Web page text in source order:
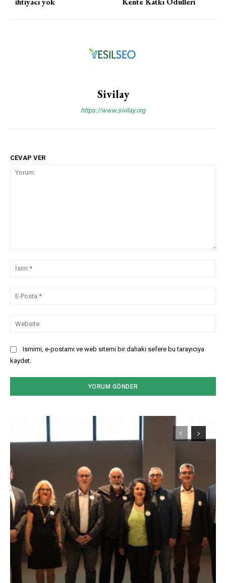
Sivilay
https://www.sivilay.org
CEVAP VER
Ismimi, e-postamı ve web sitemi bir dahaki sefere bu tarayıcıya
kaydet.